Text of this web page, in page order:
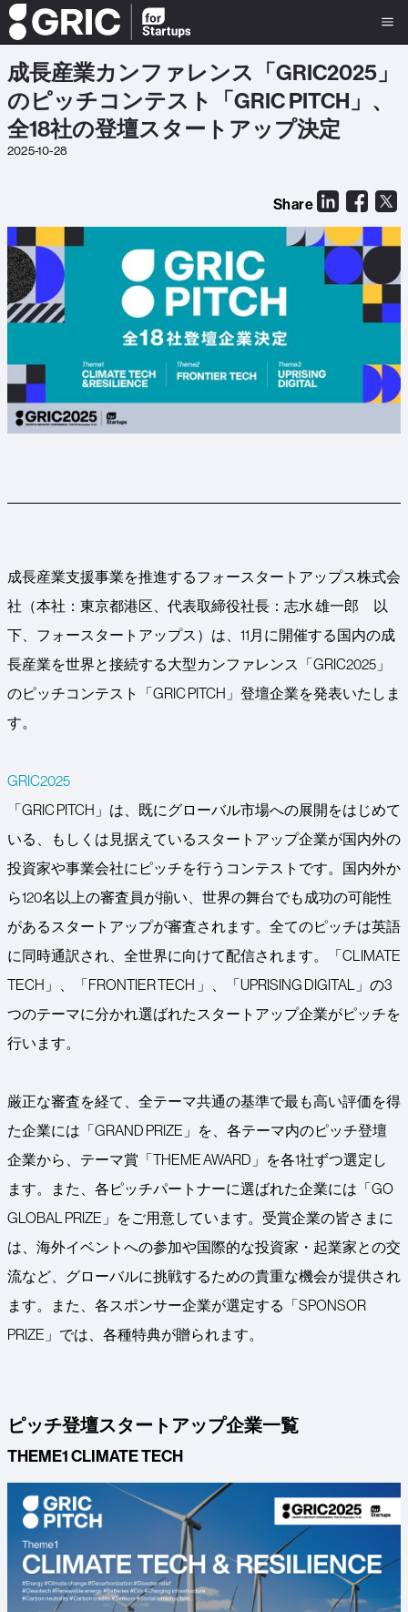
成長産業カンファレンス「GRIC2025」
のピッチコンテスト「GRIC PITCH」、
全18社の登壇スタートアップ決定
2025-10-28
Share
成長産業支援事業を推進するフォースタートアップス株式会
社（本社：東京都港区、代表取締役社長：志水 雄一郎 以
下、フォースタートアップス）は、11月に開催する国内の成
長産業を世界と接続する大型カンファレンス「GRIC2025」
のピッチコンテスト「GRIC PITCH」登壇企業を発表いたしま
す。
GRIC2025
「GRIC PITCH」は、既にグローバル市場への展開をはじめて
いる、もしくは見据えているスタートアップ企業が国内外の
投資家や事業会社にピッチを行うコンテストです。国内外か
ら120名以上の審査員が揃い、世界の舞台でも成功の可能性
があるスタートアップが審査されます。全てのピッチは英語
に同時通訳され、全世界に向けて配信されます。「CLIMATE
TECH」、「FRONTIER TECH 」、「UPRISING DIGITAL」の3
つのテーマに分かれ選ばれたスタートアップ企業がピッチを
行います。
厳正な審査を経て、全テーマ共通の基準で最も高い評価を得
た企業には「GRAND PRIZE」を、各テーマ内のピッチ登壇
企業から、テーマ賞「THEME AWARD」を各1社ずつ選定し
ます。また、各ピッチパートナーに選ばれた企業には「GO
GLOBAL PRIZE」をご用意しています。受賞企業の皆さまに
は、海外イベントへの参加や国際的な投資家・起業家との交
流など、グローバルに挑戦するための貴重な機会が提供され
ます。また、各スポンサー企業が選定する「SPONSOR
PRIZE」では、各種特典が贈られます。
ピッチ登壇スタートアップ企業一覧
THEME1 CLIMATE TECH